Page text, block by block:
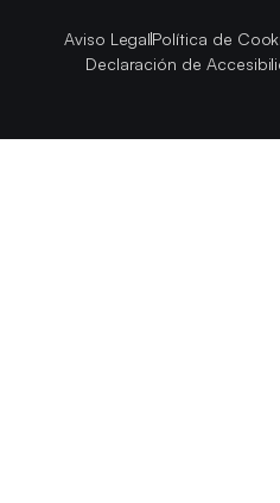
Aviso LegalPolítica de
Declaración de